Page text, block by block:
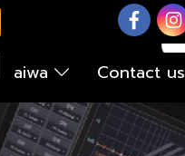
aiwa Contact us